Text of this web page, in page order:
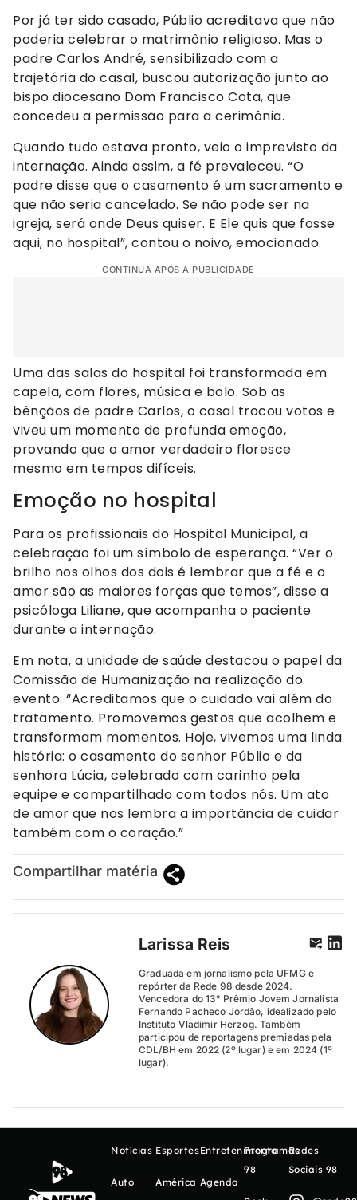
Por já ter sido casado, Públio acreditava que não
poderia celebrar o matrimônio religioso. Mas o
padre Carlos André, sensibilizado com a
trajetória do casal, buscou autorização junto ao
bispo diocesano Dom Francisco Cota, que
concedeu a permissão para a cerimônia.
Quando tudo estava pronto, veio o imprevisto da
internação. Ainda assim, a fé prevaleceu. “O
padre disse que o casamento é um sacramento e
que não seria cancelado. Se não pode ser na
igreja, será onde Deus quiser. E Ele quis que fosse
aqui, no hospital”, contou o noivo, emocionado.
CONTINUA APÓS A PUBLICIDADE
Uma das salas do hospital foi transformada em
capela, com flores, música e bolo. Sob as
bênçãos de padre Carlos, o casal trocou votos e
viveu um momento de profunda emoção,
provando que o amor verdadeiro floresce
mesmo em tempos difíceis.
Emoção no hospital
Para os profissionais do Hospital Municipal, a
celebração foi um símbolo de esperança. “Ver o
brilho nos olhos dos dois é lembrar que a fé e o
amor são as maiores forças que temos”, disse a
psicóloga Liliane, que acompanha o paciente
durante a internação.
Em nota, a unidade de saúde destacou o papel da
Comissão de Humanização na realização do
evento. “Acreditamos que o cuidado vai além do
tratamento. Promovemos gestos que acolhem e
transformam momentos. Hoje, vivemos uma linda
história: o casamento do senhor Públio e da
senhora Lúcia, celebrado com carinho pela
equipe e compartilhado com todos nós. Um ato
de amor que nos lembra a importância de cuidar
também com o coração.”
Compartilhar matéria
Larissa Reis
Graduada em jornalismo pela UFMG e
repórter da Rede 98 desde 2024.
Vencedora do 13° Prêmio Jovem Jornalista
Fernando Pacheco Jordão, idealizado pelo
Instituto Vladimir Herzog. Também
participou de reportagens premiadas pela
CDL/BH em 2022 (2º lugar) e em 2024 (1º
lugar).
Notícias
Auto
Esportes
América
Entretenimento
Agenda
Programas
98
Redes
Sociais 98